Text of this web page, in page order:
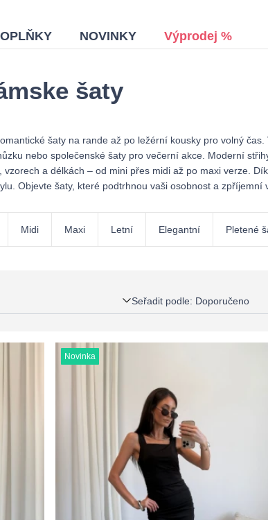
NOVINKY Výprodej %
šaty
šaty na rande až po ležérní kousky pro volný
nebo společenské šaty pro večerní akce. Moderní
a délkách – od mini přes midi až po maxi verze.
Objevte šaty, které podtrhnou vaši osobnost a zpříjemní
Midi Maxi Letní Elegantní Pletené
Seřadit podle: Doporučeno
Novinka